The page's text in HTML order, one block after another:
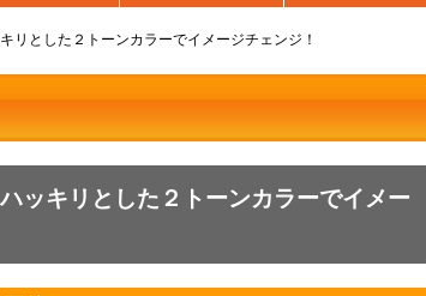
リとした２トーンカラーでイメージチェンジ！
ッキリとした２トーンカラーでイメー